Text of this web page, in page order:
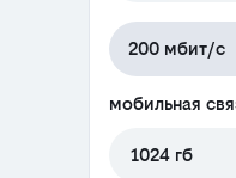
200 мбит/с
мобильная
1024 гб